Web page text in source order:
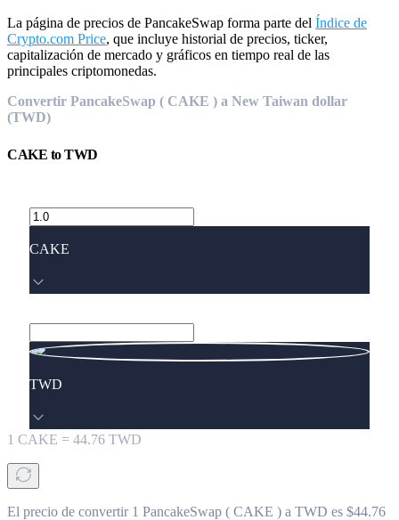
La página de precios de PancakeSwap forma parte del Índice de
Crypto.com Price, que incluye historial de precios, ticker,
capitalización de mercado y gráficos en tiempo real de las
principales criptomonedas.
Convertir PancakeSwap ( CAKE ) a New Taiwan dollar
(TWD)
CAKE toTWD
CAKE
TWD
1 CAKE = 44.76 TWD
El precio de convertir 1 PancakeSwap ( CAKE ) a TWD es $44.76